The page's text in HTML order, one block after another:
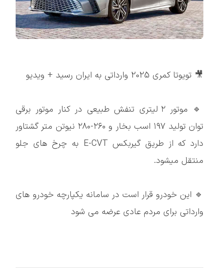
🎥 تویوتا کمری 2025 وارداتی به ایران رسید + ویدیو
🔹 موتور ۲ لیتری تنفش طبیعی در کنار موتور برقی
توان تولید ۱۹۷ اسب بخار و ۲۶۰-۲۸۰ نیوتن متر گشتاور
دارد که از طریق گیربکس E-CVT به چرخ های جلو
منتقل میشود.
🔹 این خودرو قرار است در سامانه یکپارچه خودرو های
وارداتی برای مردم عادی عرضه می شود